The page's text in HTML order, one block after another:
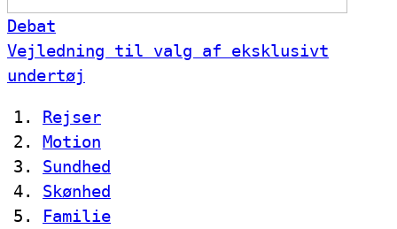
Debat
Vejledning til valg af eksklusivt
undertøj
Rejser
Motion
Sundhed
Skønhed
Familie